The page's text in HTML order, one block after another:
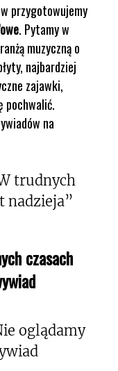
przygotowujemy
. Pytamy w
muzyczną o
najbardziej
zajawki,
pochwalić.
na
czasach